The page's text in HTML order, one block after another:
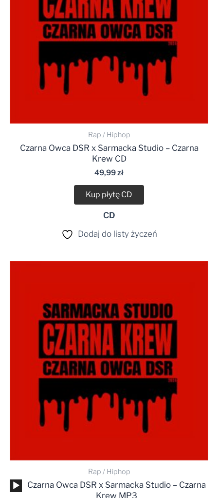
Rap / Hiphop
Czarna Owca DSR x Sarmacka Studio – Czarna
Krew CD
49,99zł
Kup płytę CD
CD
Dodaj do listy życzeń
Rap / Hiphop
Odtwarzacz
plików
Czarna Owca DSR x Sarmacka Studio – Czarna
Krew MP3